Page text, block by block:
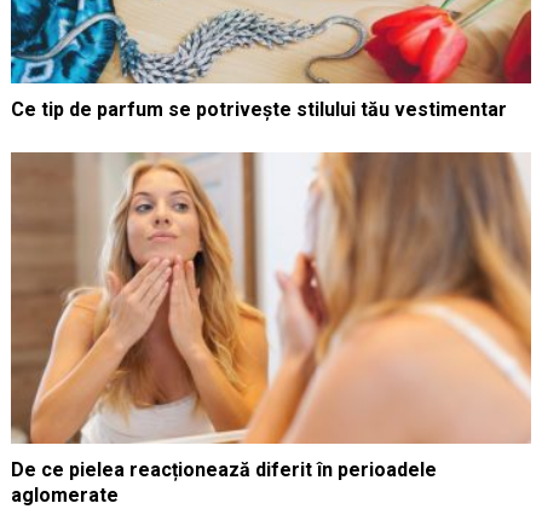
Ce tip de parfum se potrivește stilului tău vestimentar
De ce pielea reacționează diferit în perioadele
aglomerate